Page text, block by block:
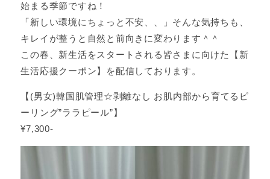
始まる季節ですね！
「新しい環境にちょっと不安、、」そんな気持ちも、
キレイが整うと自然と前向きに変わります＾＾
この春、新生活をスタートされる皆さまに向けた【新
生活応援クーポン】を配信しております。
【(男女)韓国肌管理☆剥離なし お肌内部から育てるピ
ーリング”ララピール”】
¥7,300‐